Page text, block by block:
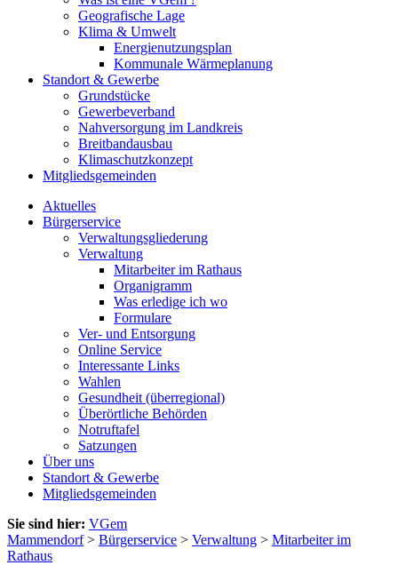
Geografische Lage
Klima & Umwelt
Energienutzungsplan
Kommunale Wärmeplanung
Standort & Gewerbe
Grundstücke
Gewerbeverband
Nahversorgung im Landkreis
Breitbandausbau
Klimaschutzkonzept
Mitgliedsgemeinden
Aktuelles
Bürgerservice
Verwaltungsgliederung
Verwaltung
Mitarbeiter im Rathaus
Organigramm
Was erledige ich wo
Formulare
Ver- und Entsorgung
Online Service
Interessante Links
Wahlen
Gesundheit (überregional)
Überörtliche Behörden
Notruftafel
Satzungen
Über uns
Standort & Gewerbe
Mitgliedsgemeinden
Sie sind hier: VGem
Mammendorf> Bürgerservice > Verwaltung > Mitarbeiter im
Rathaus